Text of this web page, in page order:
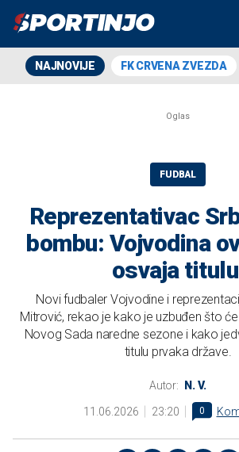
NAJNOVIJE FK CRVENA ZVEZDA
FUDBAL
Reprezentativac
bombu: Vojvodina
osvaja
Novi fudbaler Vojvodine i
Mitrović, rekao je kako je uzbuđen što
Novog Sada naredne sezone i kako
titulu prvaka države.
Autor: N. V.
11.06.2026 23:20 0